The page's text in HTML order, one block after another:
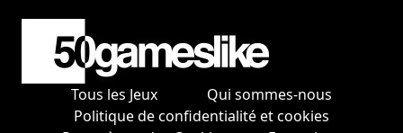
Tous les Jeux
Qui sommes-nous
Politique de confidentialité et cookies